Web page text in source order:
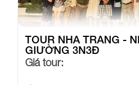
TOUR NHA TRANG -
GIƯỜNG 3N3Đ
Giá tour: